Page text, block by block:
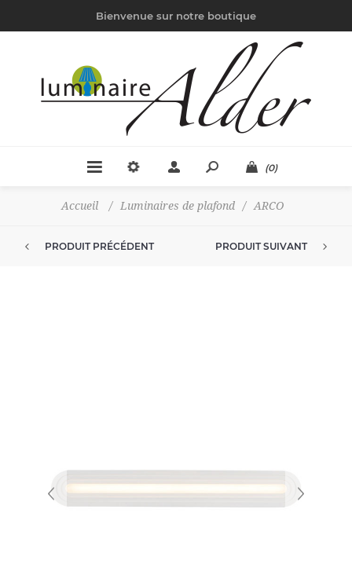
Bienvenue sur notre boutique
(0)
Accueil / Luminaires de plafond / ARCO
PRODUIT PRÉCÉDENT PRODUIT SUIVANT